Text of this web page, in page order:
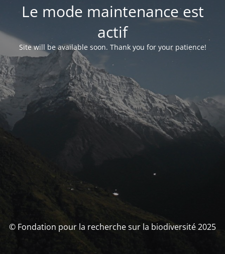
Le mode maintenance est
actif
Site will be available soon. Thank you for your patience!
© Fondation pour la recherche sur la biodiversité 2025